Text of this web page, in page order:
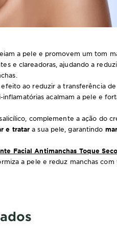
a pele e promovem um tom
e clareadoras, ajudando a
ao reduzir a transferência
acalmam a pele e
complemente a ação do
e tratar a sua pele, garantindo
Facial Antimanchas Toque Seco
a pele e reduz manchas